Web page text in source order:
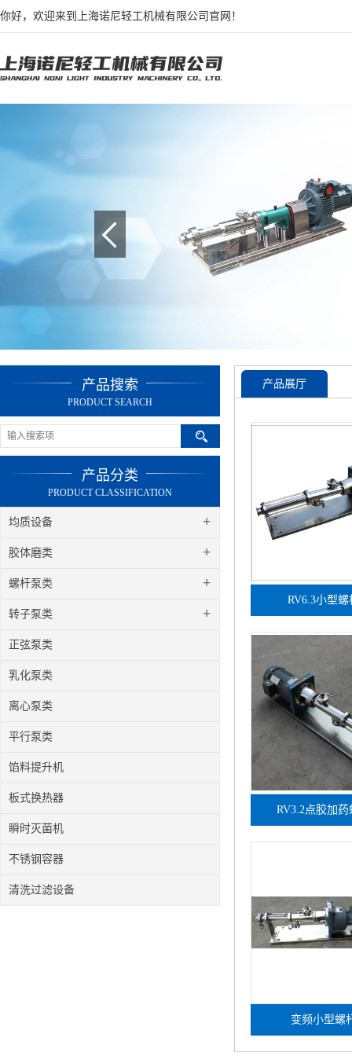
你好，欢迎来到上海诺尼轻工机械有限公司官网！
产品搜索
PRODUCT SEARCH
产品分类
PRODUCT CLASSIFICATION
均质设备 +
胶体磨类 +
螺杆泵类 +
转子泵类 +
正弦泵类
乳化泵类
离心泵类
平行泵类
馅料提升机
板式换热器
瞬时灭菌机
不锈钢容器
清洗过滤设备
产品展厅
RV6.3小型螺
RV3.2点胶加药
变频小型螺